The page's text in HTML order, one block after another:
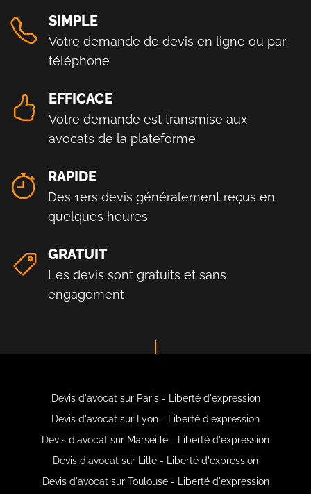
SIMPLE
Votre demande de devis en ligne ou par
téléphone
EFFICACE
Votre demande est transmise aux
avocats de la plateforme
RAPIDE
Des 1ers devis généralement reçus en
quelques heures
GRATUIT
Les devis sont gratuits et sans
engagement
Devis d'avocat sur Paris - Liberté d'expression
Devis d'avocat sur Lyon - Liberté d'expression
Devis d'avocat sur Marseille - Liberté d'expression
Devis d'avocat sur Lille - Liberté d'expression
Devis d'avocat sur Toulouse - Liberté d'expression